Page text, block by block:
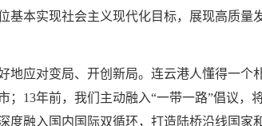
本实现社会主义现代化目标，展现高质量
地应对变局、开创新局。连云港人懂得一个
13年前，我们主动融入“一带一路”倡议，
融入国内国际双循环，打造陆桥沿线国家